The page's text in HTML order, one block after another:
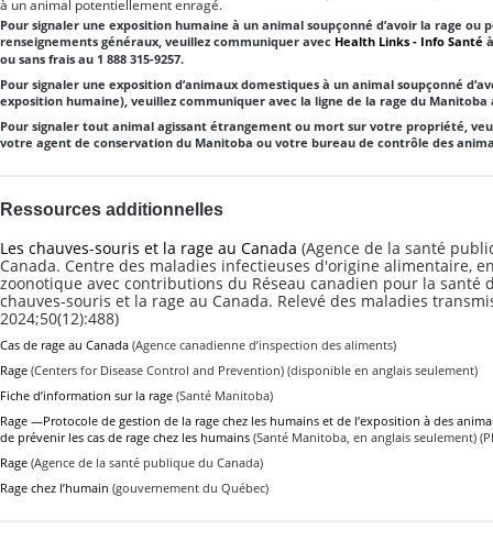
à un animal potentiellement enragé.
Pour signaler une exposition humaine à un animal soupçonné d’avoir la rage ou
renseignements généraux, veuillez communiquer avec Health Links - Info Santé
ou sans frais au 1 888 315-9257.
Pour signaler une exposition d’animaux domestiques à un animal soupçonné
exposition humaine), veuillez communiquer avec la ligne de la rage du Manitoba
Pour signaler tout animal agissant étrangement ou mort sur votre propriété,
votre agent de conservation du Manitoba ou votre bureau de contrôle des
Ressources additionnelles
Les chauves-souris et la rage au Canada (Agence de la santé
Canada. Centre des maladies infectieuses d'origine alimentaire,
zoonotique avec contributions du Réseau canadien pour la santé
chauves-souris et la rage au Canada. Relevé des maladies
2024;50(12):488)
Cas de rage au Canada (Agence canadienne d’inspection des aliments)
Rage (Centers for Disease Control and Prevention) (disponible en anglais seulement)
Fiche d’information sur la rage (Santé Manitoba)
Rage —Protocole de gestion de la rage chez les humains et de l’exposition à des
de prévenir les cas de rage chez les humains (Santé Manitoba, en anglais seulement)
Rage (Agence de la santé publique du Canada)
Rage chez l’humain (gouvernement du Québec)